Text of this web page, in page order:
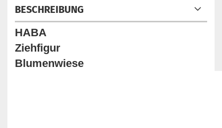
BESCHREIBUNG
HABA
Ziehfigur
Blumenwiese